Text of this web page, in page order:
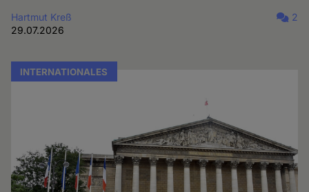
Hartmut Kreß
29.07.2026
2
INTERNATIONALES